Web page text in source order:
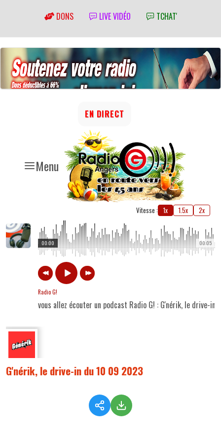
DONS LIVE VIDÉO TCHAT'
Menu
EN DIRECT
Vitesse : 1x 1.5x 2x
00:05
00:00
Radio G!
vous allez écouter un podcast Radio G! : G'nérik, le drive-in
G'nérik, le drive-in du 10 09 2023